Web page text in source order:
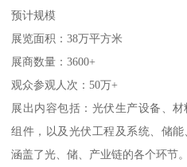
预计规模
展览面积：38万平方米
展商数量：3600+
观众参观人次：50万+
展出内容包括：光伏生产设备、
组件，以及光伏工程及系统、储
涵盖了光、储、产业链的各个环节。